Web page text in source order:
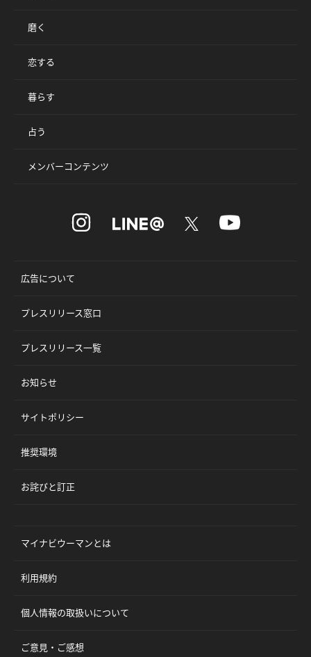
磨く
恋する
暮らす
占う
メンバーコンテンツ
広告について
プレスリリース窓口
プレスリリース一覧
お知らせ
サイトポリシー
推奨環境
お詫びと訂正
マイナビウーマンとは
利用規約
個人情報の取扱いについて
ご意見・ご感想